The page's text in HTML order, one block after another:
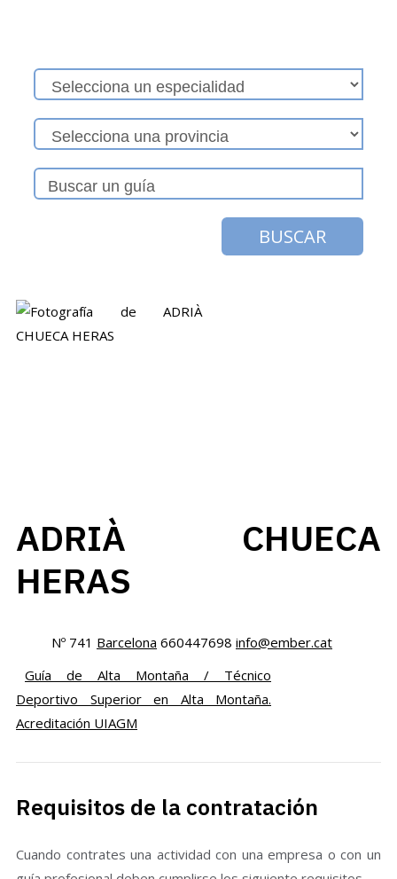
BUSCAR
ADRIÀ CHUECA
HERAS
Nº 741 Barcelona 660447698 info@ember.cat
Guía de Alta Montaña / Técnico
Deportivo Superior en Alta Montaña.
Acreditación UIAGM
Requisitos de la contratación
Cuando contrates una actividad con una empresa o con un